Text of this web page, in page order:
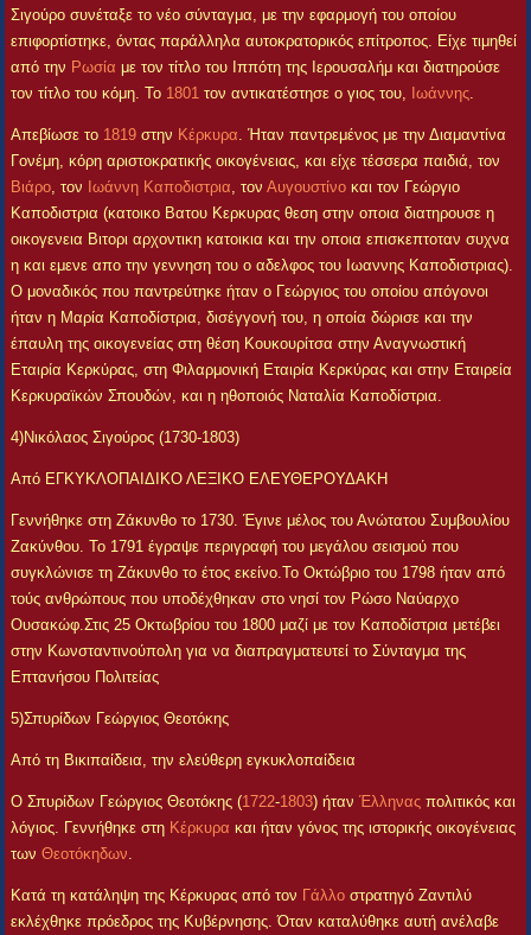
Σιγούρο συνέταξε το νέο σύνταγμα, με την εφαρμογή του οποίου
επιφορτίστηκε, όντας παράλληλα αυτοκρατορικός επίτροπος. Είχε τιμηθεί
από την Ρωσία με τον τίτλο του Ιππότη της Ιερουσαλήμ και διατηρούσε
τον τίτλο του κόμη. Το 1801 τον αντικατέστησε ο γιος του, Ιωάννης.
Απεβίωσε το 1819 στην Κέρκυρα. Ήταν παντρεμένος με την Διαμαντίνα
Γονέμη, κόρη αριστοκρατικής οικογένειας, και είχε τέσσερα παιδιά, τον
Βιάρο, τον Ιωάννη Καποδιστρια, τονΑυγουστίνο και τον Γεώργιο
Καποδιστρια (κατοικο Βατου Κερκυρας θεση στην οποια διατηρουσε η
οικογενεια Βιτορι αρχοντικη κατοικια και την οποια επισκεπτοταν συχνα
η και εμενε απο την γεννηση του ο αδελφος του Ιωαννης Καποδιστριας).
Ο μοναδικός που παντρεύτηκε ήταν ο Γεώργιος του οποίου απόγονοι
ήταν η Μαρία Καποδίστρια, δισέγγονή του, η οποία δώρισε και την
έπαυλη της οικογενείας στη θέση Κουκουρίτσα στην Αναγνωστική
Εταιρία Κερκύρας, στη Φιλαρμονική Εταιρία Κερκύρας και στην Εταιρεία
Κερκυραϊκών Σπουδών, και η ηθοποιός Ναταλία Καποδίστρια.
4)Νικόλαος Σιγούρος (1730-1803)
Από ΕΓΚΥΚΛΟΠΑΙΔΙΚΟ ΛΕΞΙΚΟ ΕΛΕΥΘΕΡΟΥΔΑΚΗ
Γεννήθηκε στη Ζάκυνθο το 1730. Έγινε μέλος του Ανώτατου Συμβουλίου
Ζακύνθου. Το 1791 έγραψε περιγραφή του μεγάλου σεισμού που
συγκλώνισε τη Ζάκυνθο το έτος εκείνο.Το Οκτώβριο του 1798 ήταν από
τούς ανθρώπους που υποδέχθηκαν στο νησί τον Ρώσο Ναύαρχο
Ουσακώφ.Στις 25 Οκτωβρίου του 1800 μαζί με τον Καποδίστρια μετέβει
στην Κωνσταντινούπολη για να διαπραγματευτεί το Σύνταγμα της
Επτανήσου Πολιτείας
5)Σπυρίδων Γεώργιος Θεοτόκης
Από τη Βικιπαίδεια, την ελεύθερη εγκυκλοπαίδεια
Ο Σπυρίδων Γεώργιος Θεοτόκης (1722-1803) ήτανΈλληνας πολιτικός και
λόγιος. Γεννήθηκε στη Κέρκυρα και ήταν γόνος της ιστορικής οικογένειας
τωνΘεοτόκηδων.
Κατά τη κατάληψη της Κέρκυρας από τον Γάλλο στρατηγό Ζαντιλύ
εκλέχθηκε πρόεδρος της Κυβέρνησης. Όταν καταλύθηκε αυτή ανέλαβε